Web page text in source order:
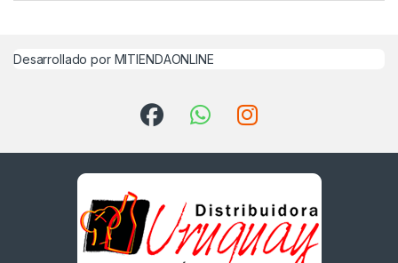
Desarrollado por MITIENDAONLINE